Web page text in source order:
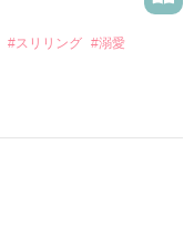
#スリリング #溺愛